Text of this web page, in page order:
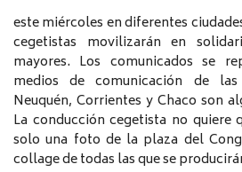
este miércoles en diferentes
cegetistas movilizarán en
mayores. Los comunicados se
medios de comunicación de
Neuquén, Corrientes y Chaco son
La conducción cegetista no quiere
solo una foto de la plaza del
collage de todas las que se